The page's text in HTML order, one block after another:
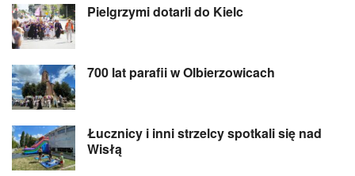
Pielgrzymi dotarli do Kielc
700 lat parafii w Olbierzowicach
Łucznicy i inni strzelcy spotkali się nad
Wisłą